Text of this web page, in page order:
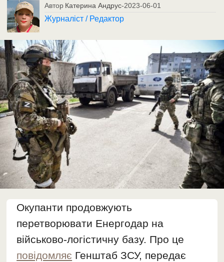
Автор Катерина Андрус-2023-06-01
Журналіст / Редактор
Окупанти продовжують
перетворювати Енергодар на
військово-логістичну базу. Про це
повідомляє Генштаб ЗСУ, передає